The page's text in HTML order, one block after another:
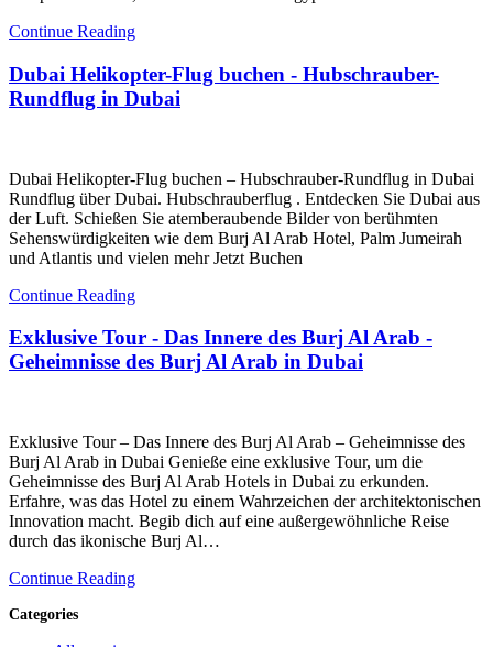
Continue Reading
Dubai Helikopter-Flug buchen - Hubschrauber-
Rundflug in Dubai
Dubai Helikopter-Flug buchen – Hubschrauber-Rundflug in Dubai
Rundflug über Dubai. Hubschrauberflug . Entdecken Sie Dubai aus
der Luft. Schießen Sie atemberaubende Bilder von berühmten
Sehenswürdigkeiten wie dem Burj Al Arab Hotel, Palm Jumeirah
und Atlantis und vielen mehr Jetzt Buchen
Continue Reading
Exklusive Tour - Das Innere des Burj Al Arab -
Geheimnisse des Burj Al Arab in Dubai
Exklusive Tour – Das Innere des Burj Al Arab – Geheimnisse des
Burj Al Arab in Dubai Genieße eine exklusive Tour, um die
Geheimnisse des Burj Al Arab Hotels in Dubai zu erkunden.
Erfahre, was das Hotel zu einem Wahrzeichen der architektonischen
Innovation macht. Begib dich auf eine außergewöhnliche Reise
durch das ikonische Burj Al…
Continue Reading
Categories